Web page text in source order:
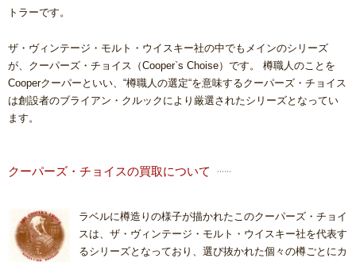
トラーです。
ザ・ヴィンテージ・モルト・ウイスキー社の中でもメインのシリーズ
が、クーパーズ・チョイス（Cooper`s Choise）です。 樽職人のことを
Cooperクーパーといい、“樽職人の選定“を意味するクーパーズ・チョイス
は創設者のブライアン・クルックにより厳選されたシリーズとなってい
ます。
クーパーズ・チョイスの買取について
ラベルに樽造りの様子が描かれたこのクーパーズ・チョイ
スは、ザ・ヴィンテージ・モルト・ウイスキー社を代表す
るシリーズとなっており、選び抜かれた個々の樽ごとにカ